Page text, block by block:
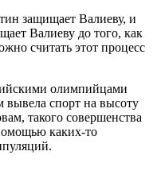
защищает Валиеву, и
Валиеву до того, как
считать этот процесс
олимпийцами
вывела спорт на высоту
такого совершенства
каких-то